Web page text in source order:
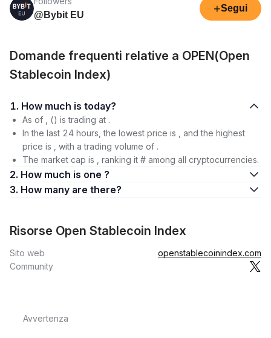
@Bybit EU
+Segui
Domande frequenti relative a OPEN(Open
Stablecoin Index)
1. How much is today?
As of , () is trading at .
In the last 24 hours, the lowest price is , and the highest
price is , with a trading volume of .
The market cap is , ranking it # among all cryptocurrencies.
2. How much is one ?
3. How many are there?
Risorse Open Stablecoin Index
Sito web
openstablecoinindex.com
Community
Avvertenza